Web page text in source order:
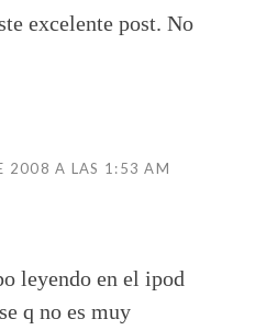
excelente post. No
2008 A LAS 1:53 AM
leyendo en el ipod
q no es muy